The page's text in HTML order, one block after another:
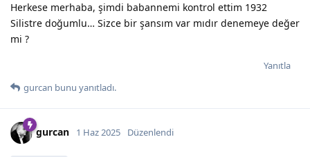
Herkese merhaba, şimdi babannemi kontrol ettim 1932
Silistre doğumlu… Sizce bir şansım var mıdır denemeye değer
mi ?
Yanıtla
gurcan bunu yanıtladı.
gurcan 1 Haz 2025 Düzenlendi